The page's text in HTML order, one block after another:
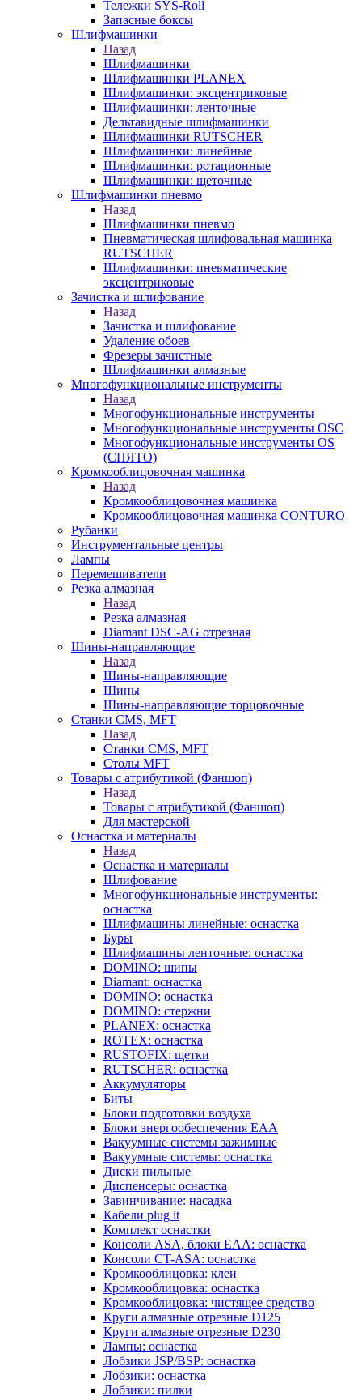
Тележки SYS-Roll
Запасные боксы
Шлифмашинки
Назад
Шлифмашинки
Шлифмашинки PLANEX
Шлифмашинки: эксцентриковые
Шлифмашинки: ленточные
Дельтавидные шлифмашинки
Шлифмашинки RUTSCHER
Шлифмашинки: линейные
Шлифмашинки: ротационные
Шлифмашинки: щеточные
Шлифмашинки пневмо
Назад
Шлифмашинки пневмо
Пневматическая шлифовальная машинка
RUTSCHER
Шлифмашинки: пневматические
эксцентриковые
Зачистка и шлифование
Назад
Зачистка и шлифование
Удаление обоев
Фрезеры зачистные
Шлифмашинки алмазные
Многофункциональные инструменты
Назад
Многофункциональные инструменты
Многофункциональные инструменты OSC
Многофункциональные инструменты OS
(СНЯТО)
Кромкооблицовочная машинка
Назад
Кромкооблицовочная машинка
Кромкооблицовочная машинка CONTURO
Рубанки
Инструментальные центры
Лампы
Перемешиватели
Резка алмазная
Назад
Резка алмазная
Diamant DSC-AG отрезная
Шины-направляющие
Назад
Шины-направляющие
Шины
Шины-направляющие торцовочные
Станки CMS, MFT
Назад
Станки CMS, MFT
Столы MFT
Товары с атрибутикой (Фаншоп)
Назад
Товары с атрибутикой (Фаншоп)
Для мастерской
Оснастка и материалы
Назад
Оснастка и материалы
Шлифование
Многофункциональные инструменты:
оснастка
Шлифмашины линейные: оснастка
Буры
Шлифмашины ленточные: оснастка
DOMINO: шипы
Diamant: оснастка
DOMINO: оснастка
DOMINO: стержни
PLANEX: оснастка
ROTEX: оснастка
RUSTOFIX: щетки
RUTSCHER: оснастка
Аккумуляторы
Биты
Блоки подготовки воздуха
Блоки энергообеспечения EAA
Вакуумные системы зажимные
Вакуумные системы: оснастка
Диски пильные
Диспенсеры: оснастка
Завинчивание: насадка
Кабели plug it
Комплект оснастки
Консоли ASA, блоки EAA: оснастка
Консоли CT-ASA: оснастка
Кромкооблицовка: клеи
Кромкооблицовка: оснастка
Кромкооблицовка: чистящее средство
Круги алмазные отрезные D125
Круги алмазные отрезные D230
Лампы: оснастка
Лобзики JSP/BSP: оснастка
Лобзики: оснастка
Лобзики: пилки